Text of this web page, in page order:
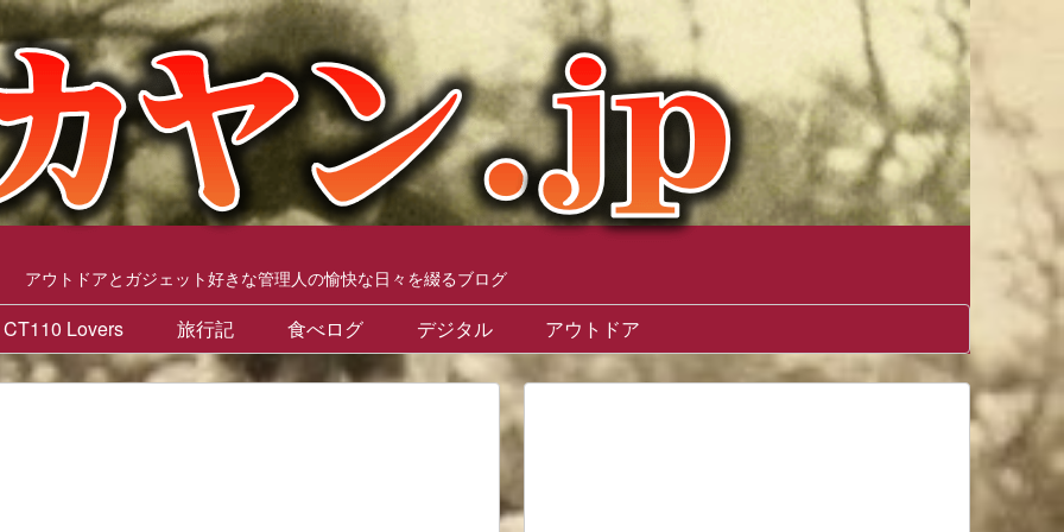
アウトドアとガジェット好きな管理人の愉快な日々を綴るブログ
CT110 Lovers 旅行記 食べログ デジタル アウトドア